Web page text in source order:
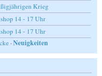
Krieg
14 - 17 Uhr
14 - 17 Uhr
·Neuigkeiten